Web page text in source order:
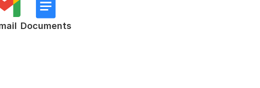
Documents